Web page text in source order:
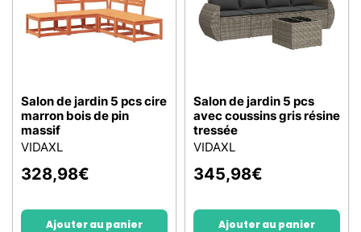
Salon de jardin 5 pcs cire
marron bois de pin
massif
VIDAXL
328,98€
Ajouter au panier
Salon de jardin 5 pcs
avec coussins gris résine
tressée
VIDAXL
345,98€
Ajouter au panier